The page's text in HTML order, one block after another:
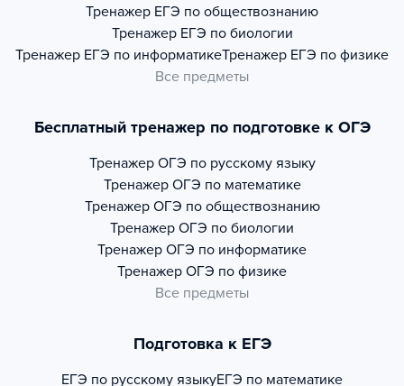
Тренажер ЕГЭ по обществознанию
Тренажер ЕГЭ по биологии
Тренажер ЕГЭ по информатикеТренажер ЕГЭ по физике
Все предметы
Бесплатный тренажер по подготовке к ОГЭ
Тренажер ОГЭ по русскому языку
Тренажер ОГЭ по математике
Тренажер ОГЭ по обществознанию
Тренажер ОГЭ по биологии
Тренажер ОГЭ по информатике
Тренажер ОГЭ по физике
Все предметы
Подготовка к ЕГЭ
ЕГЭ по русскому языкуЕГЭ по математике